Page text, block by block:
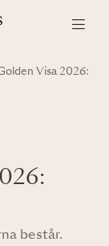
Visa 2026:
består.